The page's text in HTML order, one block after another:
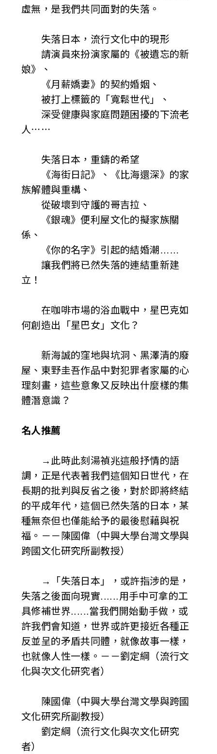
虛無，是我們共同面對的失落。
失落日本，流行文化中的現形
請演員來扮演家屬的《被遺忘的新
娘》、
《月薪嬌妻》的契約婚姻、
被打上標籤的「寬鬆世代」、
深受健康與家庭問題困擾的下流老
人⋯⋯
失落日本，重鑄的希望
《海街日記》、《比海還深》的家
族解體與重構、
從破壞到守護的哥吉拉、
《銀魂》便利屋文化的擬家族關
係、
《你的名字》引起的結婚潮……
讓我們將已然失落的連結重新建
立！
在咖啡市場的浴血戰中，星巴克如
何創造出「星巴女」文化？
新海誠的窪地與坑洞、黑澤清的廢
屋、東野圭吾作品中對犯罪者家屬的心
理刻畫，這些意象又反映出什麼樣的集
體潛意識？
名人推薦
→此時此刻湯禎兆這般抒情的語
調，正是代表著我們這個知日世代，在
長期的批判與反省之後，對於即將終結
的平成年代，這個已然失落的日本，某
種無奈但也僅能給予的最後慰藉與祝
福。－－陳國偉（中興大學台灣文學與
跨國文化研究所副教授）
→「失落日本」，或許指涉的是，
失落之後面向現實......用手中可拿的工
具修補世界......當我們開始動手做，或
許我們會知道，世界或許更接近各種正
反並呈的矛盾共同體，就像故事一樣，
也就像人性一樣。－－劉定綱（流行文
化與次文化研究者）
陳國偉（中興大學台灣文學與跨國
文化研究所副教授）
劉定綱（流行文化與次文化研究
者）